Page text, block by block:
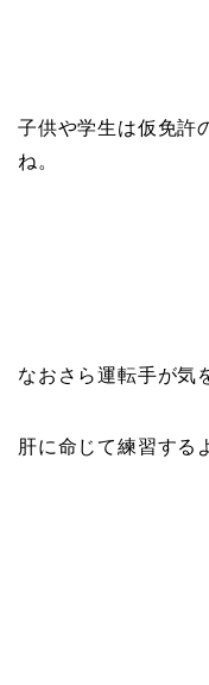
子供や学生は仮免許
ね。
なおさら運転手が気
肝に命じて練習する